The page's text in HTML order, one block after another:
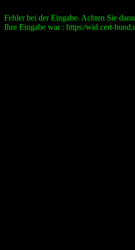
Fehler bei der Eingabe. Achten Sie
Ihre Eingabe war : https:/wid.cert-